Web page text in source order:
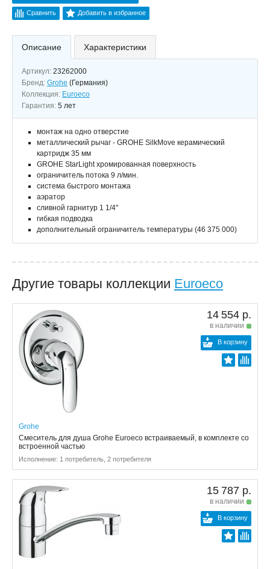
Сравнить Добавить в избранное
Описание Характеристики
Артикул: 23262000
Бренд: Grohe (Германия)
Коллекция: Euroeco
Гарантия: 5 лет
монтаж на одно отверстие
металлический рычаг - GROHE SilkMove керамический
картридж 35 мм
GROHE StarLight хромированная поверхность
ограничитель потока 9 л/мин.
система быстрого монтажа
аэратор
сливной гарнитур 1 1/4"
гибкая подводка
дополнительный ограничитель температуры (46 375 000)
Другие товары коллекции Euroeco
14 554 р.
в наличии
В корзину
Grohe
Смеситель для душа Grohe Euroeco встраиваемый, в комплекте со
встроенной частью
Исполнение: 1 потребитель, 2 потребителя
15 787 р.
в наличии
В корзину